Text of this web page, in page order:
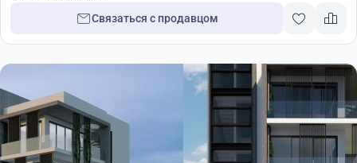
Связаться с продавцом